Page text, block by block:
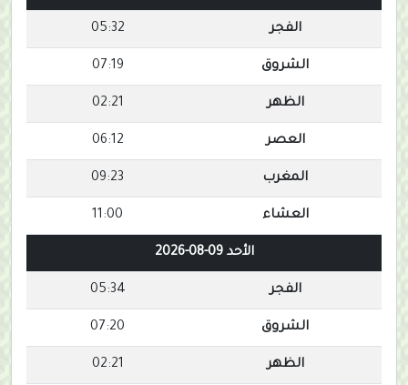
الفجر 05:32
الشروق 07:19
الظهر 02:21
العصر 06:12
المغرب 09:23
العشاء 11:00
الأحد 09-08-2026
الفجر 05:34
الشروق 07:20
الظهر 02:21